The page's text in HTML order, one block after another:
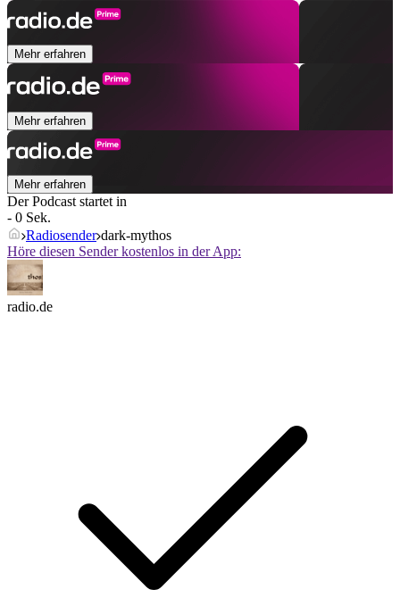
Mehr erfahren
Mehr erfahren
Mehr erfahren
Der Podcast startet in
- 0 Sek.
Radiosender dark-mythos
Höre diesen Sender kostenlos in der App:
radio.de